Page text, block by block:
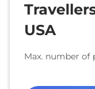
USA
Max. number of